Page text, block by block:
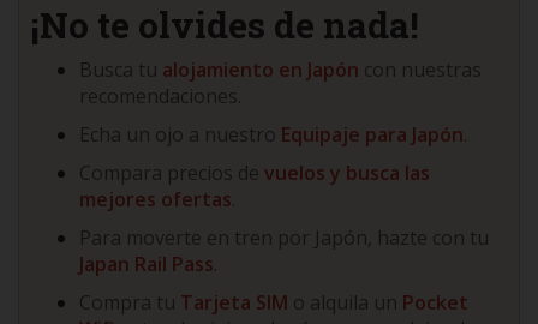
¡No te olvides de nada!
Busca tu alojamiento en Japón con nuestras
recomendaciones.
Echa un ojo a nuestro Equipaje para Japón.
Compara precios de vuelos y busca las
mejores ofertas.
Para moverte en tren por Japón, hazte con tu
Japan Rail Pass.
Compra tu Tarjeta SIM o alquila un Pocket